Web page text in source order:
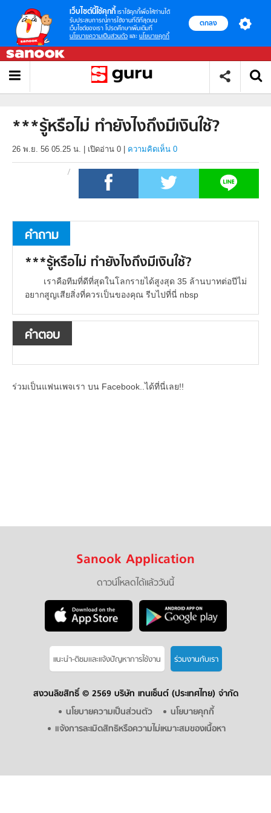
เว็บไซต์นี้ใช้คุกกี้ เราใช้คุกกี้เพื่อให้ท่านได้
รับประสบการณ์การใช้งานที่ดีที่สุดบน
เว็บไซต์ของเรา โปรดศึกษาเพิ่มเติมที่
นโยบายความเป็นส่วนตัว และ นโยบายคุกกี้
ตกลง
***รู้หรือไม่ ทำยังไงถึงมีเงินใช้?
26 พ.ย. 56 05.25 น. เปิดอ่าน 0 ความคิดเห็น 0
คำถาม
***รู้หรือไม่ ทำยังไงถึงมีเงินใช้?
เราคือทีมที่ดีที่สุดในโลกรายได้สูงสุด 35 ล้านบาทต่อปีไม่
อยากสูญเสียสิ่งที่ควรเป็นของคุณ รีบไปที่นี่ nbsp
คำตอบ
ร่วมเป็นแฟนเพจเรา บน Facebook..ได้ที่นี่เลย!!
Sanook Application
ดาวน์โหลดได้แล้ววันนี้
แนะนำ-ติชมเเละแจ้งปัญหาการใช้งาน ร่วมงานกับเรา
สงวนลิขสิทธิ์ © 2569 บริษัท เทนเซ็นต์ (ประเทศไทย) จำกัด
นโยบายความเป็นส่วนตัว
นโยบายคุกกี้
แจ้งการละเมิดสิทธิหรือความไม่เหมาะสมของเนื้อหา